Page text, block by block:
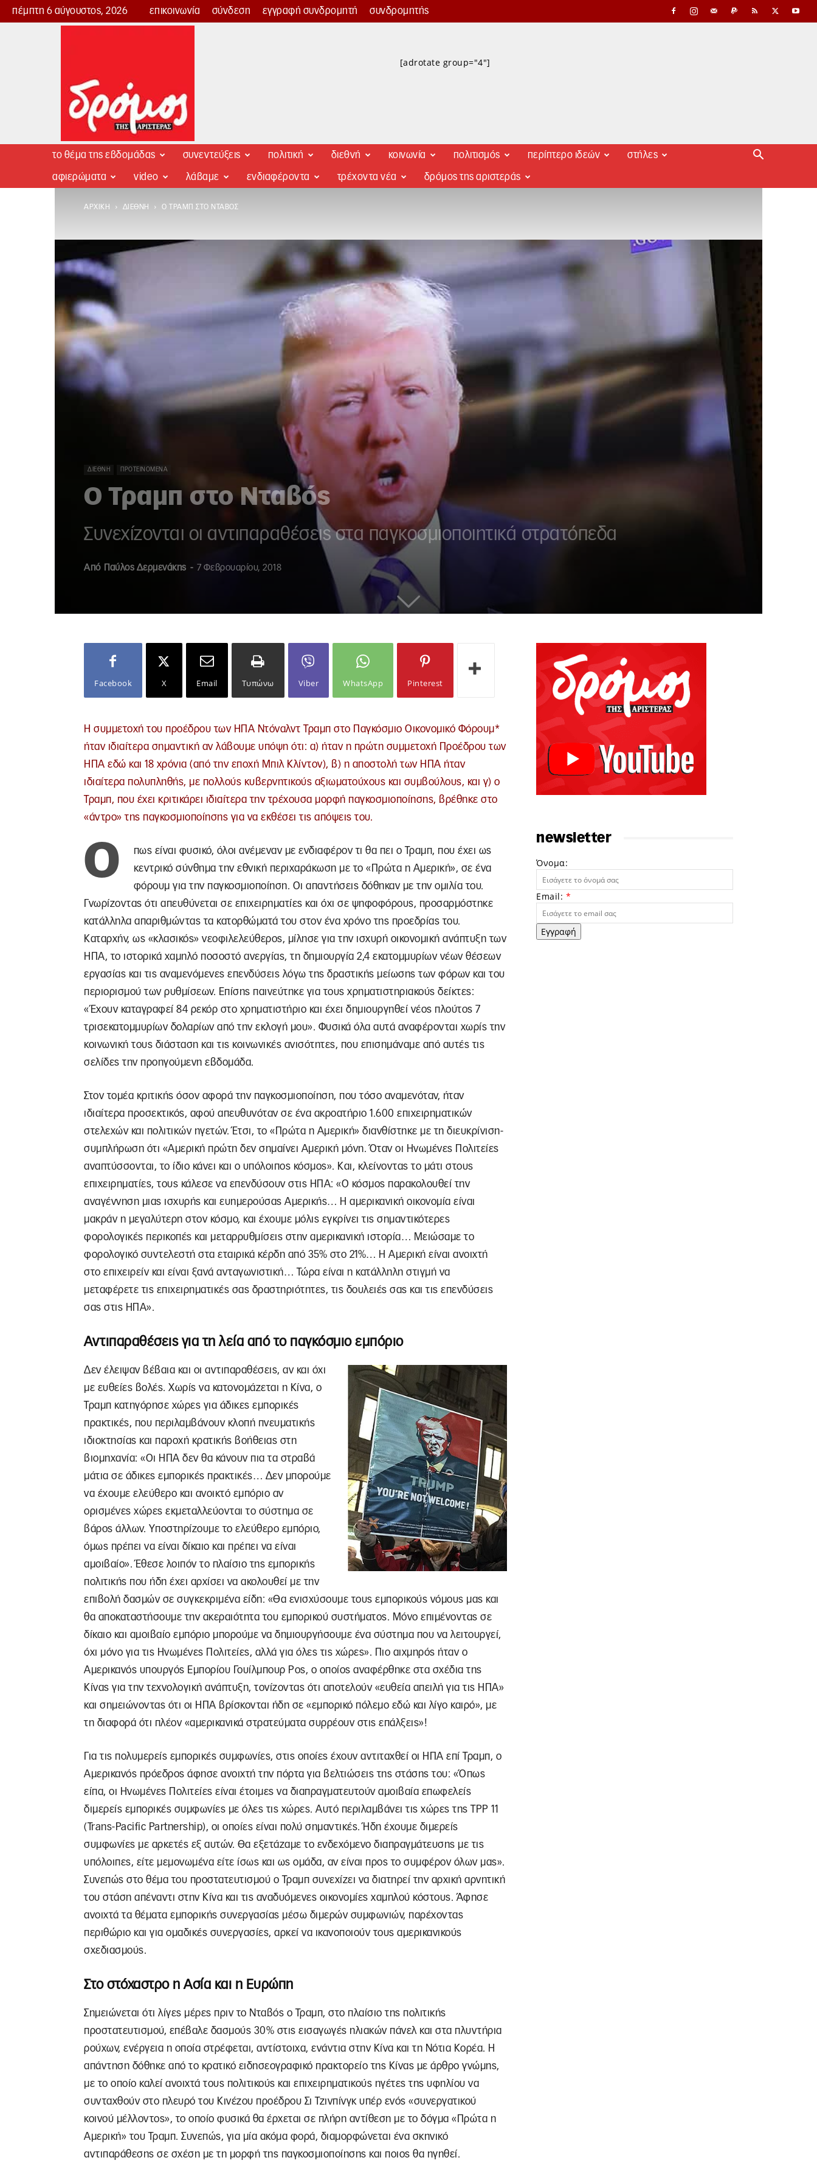
πέμπτη 6 αύγουστος, 2026 επικοινωνία σύνδεση εγγραφή συνδρομητή συνδρομητής
Δρόμος
[adrotate group="4"]
το θέμα της εβδομάδας συνεντεύξεις πολιτική διεθνή κοινωνία πολιτισμός περίπτερο ιδεών στήλες
αφιερώματα video λάβαμε ενδιαφέροντα τρέχοντα νέα δρόμος της αριστεράς
ΑΡΧΙΚΉ ΔΙΕΘΝΉ Ο ΤΡΑΜΠ ΣΤΟ ΝΤΑΒΌΣ
ΔΙΕΘΝΉ ΠΡΟΤΕΙΝΌΜΕΝΑ
Ο Τραμπ στο Νταβός
Συνεχίζονται οι αντιπαραθέσεις στα παγκοσμιοποιητικά στρατόπεδα
Από Παύλος Δερμενάκης - 7 Φεβρουαρίου, 2018
Facebook X Email Τυπώνω Viber WhatsApp Pinterest
Η συμμετοχή του προέδρου των ΗΠΑ Ντόναλντ Τραμπ στο Παγκόσμιο Οικονομικό Φόρουμ*
ήταν ιδιαίτερα σημαντική αν λάβουμε υπόψη ότι: α) ήταν η πρώτη συμμετοχή Προέδρου των
ΗΠΑ εδώ και 18 χρόνια (από την εποχή Μπιλ Κλίντον), β) η αποστολή των ΗΠΑ ήταν
ιδιαίτερα πολυπληθής, με πολλούς κυβερνητικούς αξιωματούχους και συμβούλους, και γ) ο
Τραμπ, που έχει κριτικάρει ιδιαίτερα την τρέχουσα μορφή παγκοσμιοποίησης, βρέθηκε στο
«άντρο» της παγκοσμιοποίησης για να εκθέσει τις απόψεις του.
Ό
πως είναι φυσικό, όλοι ανέμεναν με ενδιαφέρον τι θα πει ο Τραμπ, που έχει ως
κεντρικό σύνθημα την εθνική περιχαράκωση με το «Πρώτα η Αμερική», σε ένα
φόρουμ για την παγκοσμιοποίηση. Οι απαντήσεις δόθηκαν με την ομιλία του.
Γνωρίζοντας ότι απευθύνεται σε επιχειρηματίες και όχι σε ψηφοφόρους, προσαρμόστηκε
κατάλληλα απαριθμώντας τα κατορθώματά του στον ένα χρόνο της προεδρίας του.
Καταρχήν, ως «κλασικός» νεοφιλελεύθερος, μίλησε για την ισχυρή οικονομική ανάπτυξη των
ΗΠΑ, το ιστορικά χαμηλό ποσοστό ανεργίας, τη δημιουργία 2,4 εκατομμυρίων νέων θέσεων
εργασίας και τις αναμενόμενες επενδύσεις λόγω της δραστικής μείωσης των φόρων και του
περιορισμού των ρυθμίσεων. Επίσης παινεύτηκε για τους χρηματιστηριακούς δείκτες:
«Έχουν καταγραφεί 84 ρεκόρ στο χρηματιστήριο και έχει δημιουργηθεί νέος πλούτος 7
τρισεκατομμυρίων δολαρίων από την εκλογή μου». Φυσικά όλα αυτά αναφέρονται χωρίς την
κοινωνική τους διάσταση και τις κοινωνικές ανισότητες, που επισημάναμε από αυτές τις
σελίδες την προηγούμενη εβδομάδα.
Στον τομέα κριτικής όσον αφορά την παγκοσμιοποίηση, που τόσο αναμενόταν, ήταν
ιδιαίτερα προσεκτικός, αφού απευθυνόταν σε ένα ακροατήριο 1.600 επιχειρηματικών
στελεχών και πολιτικών ηγετών. Έτσι, το «Πρώτα η Αμερική» διανθίστηκε με τη διευκρίνιση-
συμπλήρωση ότι «Αμερική πρώτη δεν σημαίνει Αμερική μόνη. Όταν οι Ηνωμένες Πολιτείες
αναπτύσσονται, το ίδιο κάνει και ο υπόλοιπος κόσμος». Και, κλείνοντας το μάτι στους
επιχειρηματίες, τους κάλεσε να επενδύσουν στις ΗΠΑ: «Ο κόσμος παρακολουθεί την
αναγέννηση μιας ισχυρής και ευημερούσας Αμερικής… Η αμερικανική οικονομία είναι
μακράν η μεγαλύτερη στον κόσμο, και έχουμε μόλις εγκρίνει τις σημαντικότερες
φορολογικές περικοπές και μεταρρυθμίσεις στην αμερικανική ιστορία… Μειώσαμε το
φορολογικό συντελεστή στα εταιρικά κέρδη από 35% στο 21%… Η Αμερική είναι ανοιχτή
στο επιχειρείν και είναι ξανά ανταγωνιστική… Τώρα είναι η κατάλληλη στιγμή να
μεταφέρετε τις επιχειρηματικές σας δραστηριότητες, τις δουλειές σας και τις επενδύσεις
σας στις ΗΠΑ».
Αντιπαραθέσεις για τη λεία από το παγκόσμιο εμπόριο
Δεν έλειψαν βέβαια και οι αντιπαραθέσεις, αν και όχι
με ευθείες βολές. Χωρίς να κατονομάζεται η Κίνα, ο
Τραμπ κατηγόρησε χώρες για άδικες εμπορικές
πρακτικές, που περιλαμβάνουν κλοπή πνευματικής
ιδιοκτησίας και παροχή κρατικής βοήθειας στη
βιομηχανία: «Οι ΗΠΑ δεν θα κάνουν πια τα στραβά
μάτια σε άδικες εμπορικές πρακτικές… Δεν μπορούμε
να έχουμε ελεύθερο και ανοικτό εμπόριο αν
ορισμένες χώρες εκμεταλλεύονται το σύστημα σε
βάρος άλλων. Υποστηρίζουμε το ελεύθερο εμπόριο,
όμως πρέπει να είναι δίκαιο και πρέπει να είναι
αμοιβαίο». Έθεσε λοιπόν το πλαίσιο της εμπορικής
πολιτικής που ήδη έχει αρχίσει να ακολουθεί με την
επιβολή δασμών σε συγκεκριμένα είδη: «Θα ενισχύσουμε τους εμπορικούς νόμους μας και
θα αποκαταστήσουμε την ακεραιότητα του εμπορικού συστήματος. Μόνο επιμένοντας σε
δίκαιο και αμοιβαίο εμπόριο μπορούμε να δημιουργήσουμε ένα σύστημα που να λειτουργεί,
όχι μόνο για τις Ηνωμένες Πολιτείες, αλλά για όλες τις χώρες». Πιο αιχμηρός ήταν ο
Αμερικανός υπουργός Εμπορίου Γουίλμπουρ Ρος, ο οποίος αναφέρθηκε στα σχέδια της
Κίνας για την τεχνολογική ανάπτυξη, τονίζοντας ότι αποτελούν «ευθεία απειλή για τις ΗΠΑ»
και σημειώνοντας ότι οι ΗΠΑ βρίσκονται ήδη σε «εμπορικό πόλεμο εδώ και λίγο καιρό», με
τη διαφορά ότι πλέον «αμερικανικά στρατεύματα συρρέουν στις επάλξεις»!
Για τις πολυμερείς εμπορικές συμφωνίες, στις οποίες έχουν αντιταχθεί οι ΗΠΑ επί Τραμπ, ο
Αμερικανός πρόεδρος άφησε ανοιχτή την πόρτα για βελτιώσεις της στάσης του: «Όπως
είπα, οι Ηνωμένες Πολιτείες είναι έτοιμες να διαπραγματευτούν αμοιβαία επωφελείς
διμερείς εμπορικές συμφωνίες με όλες τις χώρες. Αυτό περιλαμβάνει τις χώρες της TPP 11
(Trans-Pacific Partnership), οι οποίες είναι πολύ σημαντικές. Ήδη έχουμε διμερείς
συμφωνίες με αρκετές εξ αυτών. Θα εξετάζαμε το ενδεχόμενο διαπραγμάτευσης με τις
υπόλοιπες, είτε μεμονωμένα είτε ίσως και ως ομάδα, αν είναι προς το συμφέρον όλων μας».
Συνεπώς στο θέμα του προστατευτισμού ο Τραμπ συνεχίζει να διατηρεί την αρχική αρνητική
του στάση απέναντι στην Κίνα και τις αναδυόμενες οικονομίες χαμηλού κόστους. Άφησε
ανοιχτά τα θέματα εμπορικής συνεργασίας μέσω διμερών συμφωνιών, παρέχοντας
περιθώριο και για ομαδικές συνεργασίες, αρκεί να ικανοποιούν τους αμερικανικούς
σχεδιασμούς.
Στο στόχαστρο η Ασία και η Ευρώπη
Σημειώνεται ότι λίγες μέρες πριν το Νταβός ο Τραμπ, στο πλαίσιο της πολιτικής
προστατευτισμού, επέβαλε δασμούς 30% στις εισαγωγές ηλιακών πάνελ και στα πλυντήρια
ρούχων, ενέργεια η οποία στρέφεται, αντίστοιχα, ενάντια στην Κίνα και τη Νότια Κορέα. Η
απάντηση δόθηκε από το κρατικό ειδησεογραφικό πρακτορείο της Κίνας με άρθρο γνώμης,
με το οποίο καλεί ανοιχτά τους πολιτικούς και επιχειρηματικούς ηγέτες της υφηλίου να
συνταχθούν στο πλευρό του Κινέζου προέδρου Σι Τζινπίνγκ υπέρ ενός «συνεργατικού
κοινού μέλλοντος», το οποίο φυσικά θα έρχεται σε πλήρη αντίθεση με το δόγμα «Πρώτα η
Αμερική» του Τραμπ. Συνεπώς, για μία ακόμα φορά, διαμορφώνεται ένα σκηνικό
αντιπαράθεσης σε σχέση με τη μορφή της παγκοσμιοποίησης και ποιος θα ηγηθεί.
newsletter
Όνομα:
Email: *
Εγγραφή